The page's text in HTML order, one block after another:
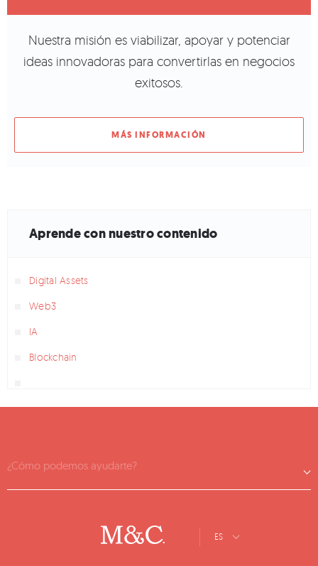
Nuestra misión es viabilizar, apoyar y potenciar
ideas innovadoras para convertirlas en negocios
exitosos.
MÁS INFORMACIÓN
Aprende con nuestro contenido
Digital Assets
Web3
IA
Blockchain
¿Cómo podemos ayudarte?
ES